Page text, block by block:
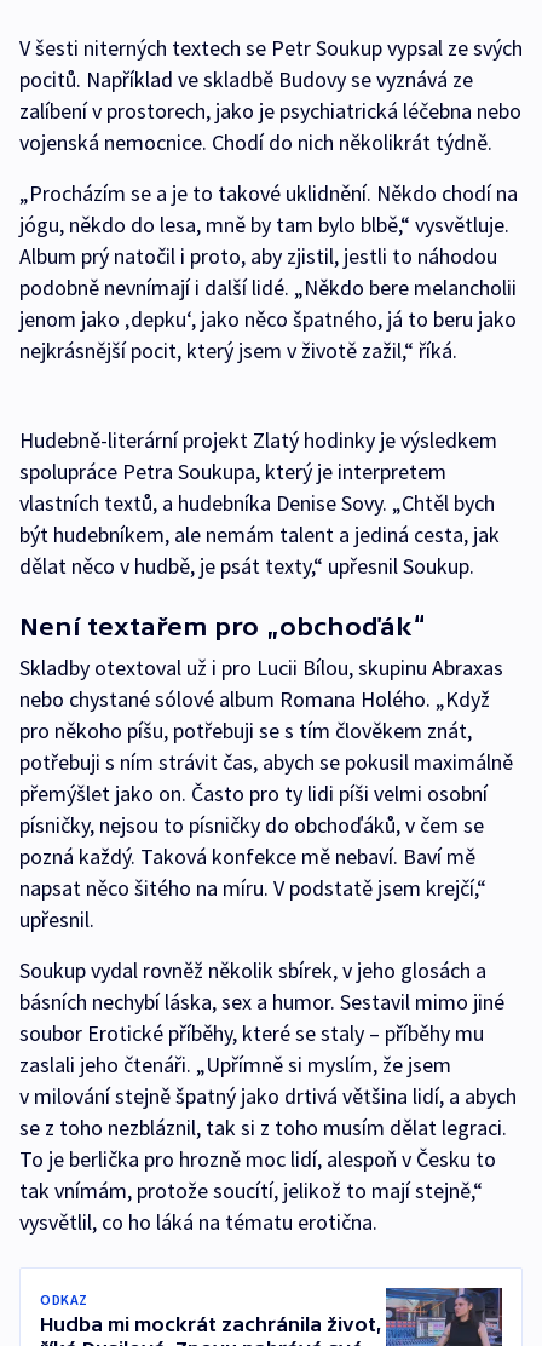
V šesti niterných textech se Petr Soukup vypsal ze svých
pocitů. Například ve skladbě Budovy se vyznává ze
zalíbení v prostorech, jako je psychiatrická léčebna nebo
vojenská nemocnice. Chodí do nich několikrát týdně.
„Procházím se a je to takové uklidnění. Někdo chodí na
jógu, někdo do lesa, mně by tam bylo blbě,“ vysvětluje.
Album prý natočil i proto, aby zjistil, jestli to náhodou
podobně nevnímají i další lidé. „Někdo bere melancholii
jenom jako ‚depku‘, jako něco špatného, já to beru jako
nejkrásnější pocit, který jsem v životě zažil,“ říká.
Hudebně-literární projekt Zlatý hodinky je výsledkem
spolupráce Petra Soukupa, který je interpretem
vlastních textů, a hudebníka Denise Sovy. „Chtěl bych
být hudebníkem, ale nemám talent a jediná cesta, jak
dělat něco v hudbě, je psát texty,“ upřesnil Soukup.
Není textařem pro „obchoďák“
Skladby otextoval už i pro Lucii Bílou, skupinu Abraxas
nebo chystané sólové album Romana Holého. „Když
pro někoho píšu, potřebuji se s tím člověkem znát,
potřebuji s ním strávit čas, abych se pokusil maximálně
přemýšlet jako on. Často pro ty lidi píši velmi osobní
písničky, nejsou to písničky do obchoďáků, v čem se
pozná každý. Taková konfekce mě nebaví. Baví mě
napsat něco šitého na míru. V podstatě jsem krejčí,“
upřesnil.
Soukup vydal rovněž několik sbírek, v jeho glosách a
básních nechybí láska, sex a humor. Sestavil mimo jiné
soubor Erotické příběhy, které se staly – příběhy mu
zaslali jeho čtenáři. „Upřímně si myslím, že jsem
v milování stejně špatný jako drtivá většina lidí, a abych
se z toho nezbláznil, tak si z toho musím dělat legraci.
To je berlička pro hrozně moc lidí, alespoň v Česku to
tak vnímám, protože soucítí, jelikož to mají stejně,“
vysvětlil, co ho láká na tématu erotična.
ODKAZ
Hudba mi mockrát zachránila život,